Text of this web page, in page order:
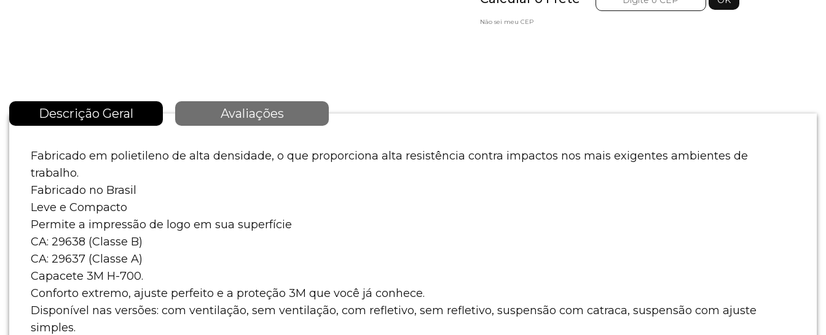
Não sei meu CEP
Descrição Geral Avaliações
Fabricado em polietileno de alta densidade, o que proporciona alta resistência contra impactos nos mais exigentes ambientes de
trabalho.
Fabricado no Brasil
Leve e Compacto
Permite a impressão de logo em sua superfície
CA: 29638 (Classe B)
CA: 29637 (Classe A)
Capacete 3M H-700.
Conforto extremo, ajuste perfeito e a proteção 3M que você já conhece.
Disponível nas versões: com ventilação, sem ventilação, com refletivo, sem refletivo, suspensão com catraca, suspensão com ajuste
simples.